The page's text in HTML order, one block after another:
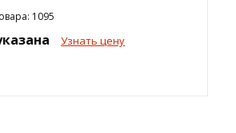
1095
Узнать цену